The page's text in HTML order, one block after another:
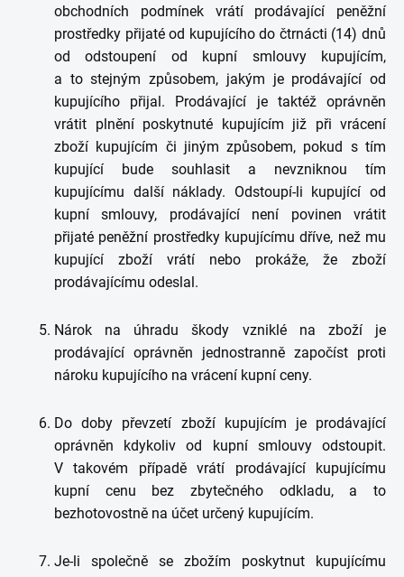
obchodních podmínek vrátí prodávající peněžní
prostředky přijaté od kupujícího do čtrnácti (14) dnů
od odstoupení od kupní smlouvy kupujícím,
a to stejným způsobem, jakým je prodávající od
kupujícího přijal. Prodávající je taktéž oprávněn
vrátit plnění poskytnuté kupujícím již při vrácení
zboží kupujícím či jiným způsobem, pokud s tím
kupující bude souhlasit a nevzniknou tím
kupujícímu další náklady. Odstoupí-li kupující od
kupní smlouvy, prodávající není povinen vrátit
přijaté peněžní prostředky kupujícímu dříve, než mu
kupující zboží vrátí nebo prokáže, že zboží
prodávajícímu odeslal.
Nárok na úhradu škody vzniklé na zboží je
prodávající oprávněn jednostranně započíst proti
nároku kupujícího na vrácení kupní ceny.
Do doby převzetí zboží kupujícím je prodávající
oprávněn kdykoliv od kupní smlouvy odstoupit.
V takovém případě vrátí prodávající kupujícímu
kupní cenu bez zbytečného odkladu, a to
bezhotovostně na účet určený kupujícím.
Je-li společně se zbožím poskytnut kupujícímu